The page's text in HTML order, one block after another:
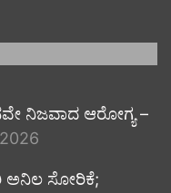
ನಿಜವಾದ ಆರೋಗ್ಯ –
ಅನಿಲ ಸೋರಿಕೆ;